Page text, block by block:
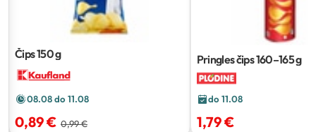
Čips150 g
08.08 do 11.08
0,89 € 0,99 €
Pringles čips160–165 g
do 11.08
1,79 €